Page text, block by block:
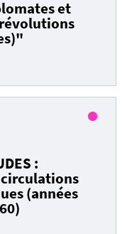
et
:
(années